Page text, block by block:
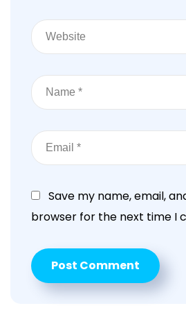
Save my name, email,
browser for the next time I